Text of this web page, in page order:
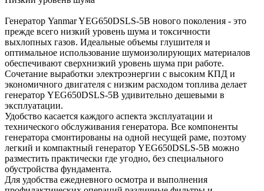
Генератор Yanmar YEG650DSLS-5B нового поколения - это
прежде всего низкий уровень шума и токсичности
выхлопных газов. Идеальные объемы глушителя и
оптимальное использование шумоизолирующих материалов
обеспечивают сверхнизкий уровень шума при работе.
Сочетание выработки электроэнергии с высоким КПД и
экономичного двигателя с низким расходом топлива делает
генератор YEG650DSLS-5B удивительно дешевыми в
эксплуатации.
Удобство касается каждого аспекта эксплуатации и
технического обслуживания генератора. Все компоненты
генератора смонтированы на одной несущей раме, поэтому
легкий и компактный генератор YEG650DSLS-5B можно
разместить практически где угодно, без специального
обустройства фундамента.
Для удобства ежедневного осмотра и выполнения